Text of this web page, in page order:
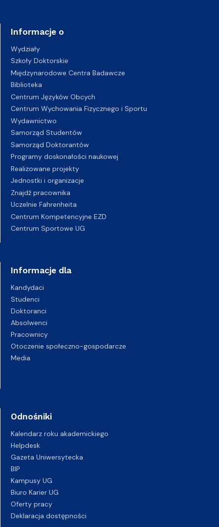
Informacje o
Wydziały
Szkoły Doktorskie
Międzynarodowe Centra Badawcze
Biblioteka
Centrum Języków Obcych
Centrum Wychowania Fizycznego i Sportu
Wydawnictwo
Samorząd Studentów
Samorząd Doktorantów
Programy doskonałości naukowej
Realizowane projekty
Jednostki i organizacje
Znajdź pracownika
Uczelnie Fahrenheita
Centrum Kompetencyjne EZD
Centrum Sportowe UG
Informacje dla
Kandydaci
Studenci
Doktoranci
Absolwenci
Pracownicy
Otoczenie społeczno-gospodarcze
Media
Odnośniki
Kalendarz roku akademickiego
Helpdesk
Gazeta Uniwersytecka
BIP
Kampusy UG
Biuro Karier UG
Oferty pracy
Deklaracja dostępności